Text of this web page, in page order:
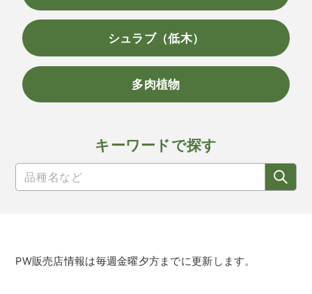
シュラブ（低木）
多肉植物
キーワードで探す
PW販売店情報は毎週金曜夕方までに更新します。